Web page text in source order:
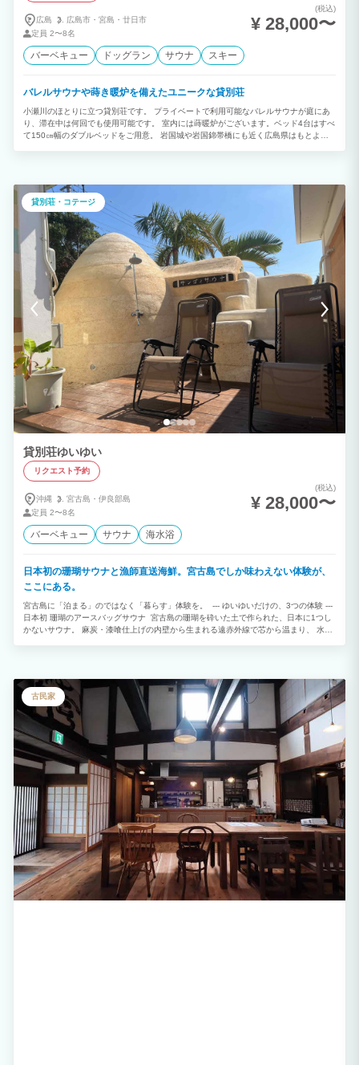
す。 □騒音に関して 近隣に人が生活しておりますので大声での宴会や大音量での音楽
など大きな音がでる行為はお控えください。 □居住敷地内に宿泊施設があり、人の出入
りがございます、ご迷惑お掛けする事もあるかと思いますが、何卒ご理解ご了承宜しく
あれば、お⁠気⁠軽⁠にご⁠連⁠絡く⁠だ⁠さいませ。
広島 広島市・ 宮島・ 廿日市
定員 2〜8名
(税込)
¥ 28,000〜
バーベキュー ドッグラン サウナ スキー
バレルサウナや蒔き暖炉を備えたユニークな貸別荘
小瀬川のほとりに立つ貸別荘です。 プライベートで利用可能なバレルサウナが庭にあ
り、滞在中は何回でも使用可能です。 室内には蒔暖炉がございます。ベッド4台はすべ
て150㎝幅のダブルベッドをご用意。 岩国城や岩国錦帯橋にも近く広島県はもとより
貸別荘・コテージ
貸別荘ゆいゆい
リクエスト予約
沖縄 宮古島・ 伊良部島
定員 2〜8名
(税込)
¥ 28,000〜
バーベキュー サウナ 海水浴
日本初の珊瑚サウナと漁師直送海鮮。宮古島でしか味わえない体験が、
ここにある。
宮古島に「泊まる」のではなく「暮らす」体験を。 --- ゆいゆいだけの、3つの体験 ---
日本初 珊瑚のアースバッグサウナ 宮古島の珊瑚を砕いた土で作られた、日本に1つし
かないサウナ。 麻炭・漆喰仕上げの内壁から生まれる遠赤外線で芯から温まり、 水風
ド料理は 私が食べた中で最高の料理です。 ミシュラン3つ星に匹敵します！」 実際の
ゲストより（原文：英語） その日の海でとれた食材をその夜の食卓へ。 カルパッチ
ョ・アヒージョ・アクアパッツァ。 伊勢海老なし 7,000円 / 伊勢海老付き 10,000円
（要予約） --- 最大9名 1棟完全貸切 さとうきび畑と牧場に囲まれたプライベート空
間。 家族も友人グループも全員で同じ屋根の下に。 お子様が走り回れる広いリビン
グ、料理店並みのキッチン。 --- ゆいゆいの特典 --- 提携格安レンタカーご紹介5000円
～（予約確定後） 宮古空港送迎無料 / 下地空港は片道2,000円 シュノーケル・ライフ
ジャケット貸出 500円/日 Wi-Fi・各部屋エアコン完備 BBQ・花火OK（指定場所） ---
ロケーション --- 宮古空港から車15分 新城海岸・吉野海岸まで20分 近くの海まで5分
市街地から離れた分、星空・静けさ・プライベート感は最高です。
古民家